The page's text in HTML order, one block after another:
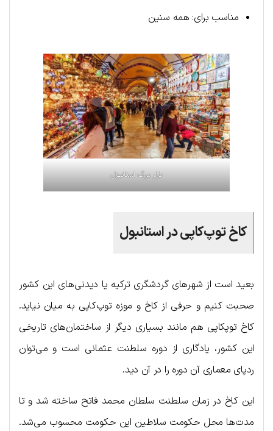
مناسب برای: همه سنین
بازار بزرگ استانبول
کاخ توپ‌کاپی در استانبول
بعید است از شهرهای گردشگری ترکیه یا دیدنی‌های این کشور
صحبت کنیم و حرفی از کاخ و موزه توپ‌کاپی به میان نیاید.
کاخ توپکاپی هم مانند بسیاری دیگر از ساختمان‌های تاریخی
این کشور، یادگاری از دوره سلطنت عثمانی است و می‌توان
ردپای معماری آن دوره را در آن دید.
این کاخ در زمان سلطنت سلطان محمد فاتح ساخته شد و تا
مدت‌ها محل حکومت سلاطین این حکومت محسوب می‌شد.